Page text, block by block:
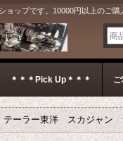
ップです。10000円以上のご購
＊＊＊Pick Up＊＊＊
テーラー東洋 スカジャ